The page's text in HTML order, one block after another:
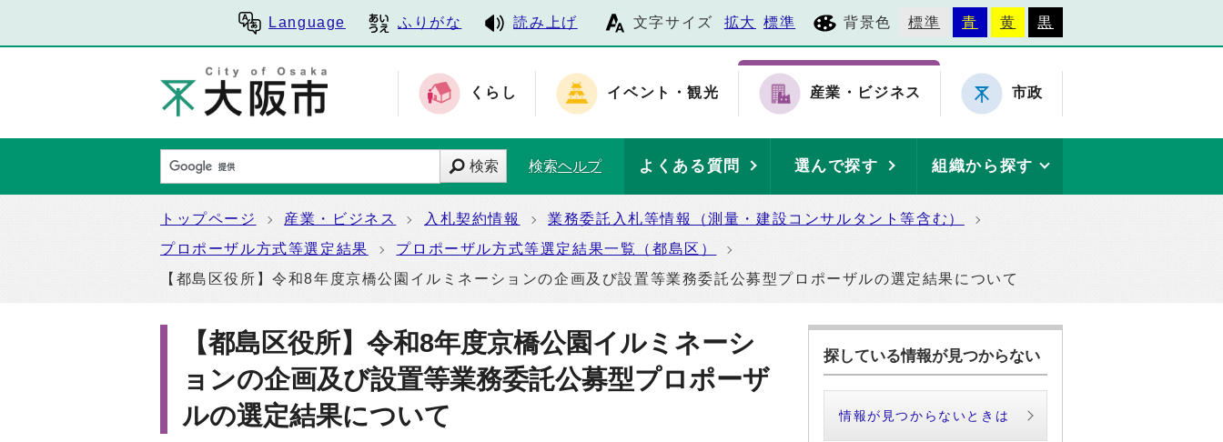
Language ふりがな 読み上げ 文字サイズ 拡大 標準 背景色 標準 青 黄 黒
くらし イベント・観光 産業・ビジネス 市政
検索 検索ヘルプ よくある質問 選んで探す 組織から探す
トップページ 産業・ビジネス 入札契約情報
業務委託入札等情報（測量・建設コンサルタント等含む）
プロポーザル方式等選定結果
プロポーザル方式等選定結果一覧（都島区）
【都島区役所】令和8年度京橋公園イルミネーションの企画及び設置等業務委託公募型プロポーザルの選定結果について
【都島区役所】令和8年度京橋公園イルミネーシ
ョンの企画及び設置等業務委託公募型プロポーザ
ルの選定結果について
探している情報が見つからない
情報が見つからないときは